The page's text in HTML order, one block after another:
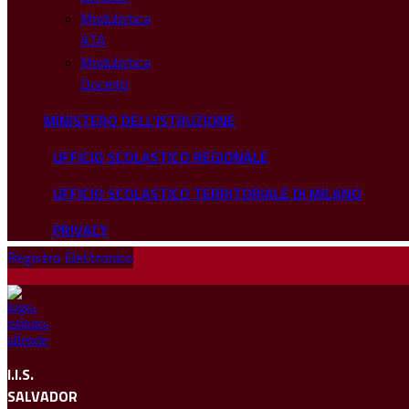
Modulistica
ATA
Modulistica
Docenti
MINISTERO DELL'ISTRUZIONE
UFFICIO SCOLASTICO REGIONALE
UFFICIO SCOLASTICO TERRITORIALE DI MILANO
PRIVACY
Registro Elettronico
I.I.S.
SALVADOR